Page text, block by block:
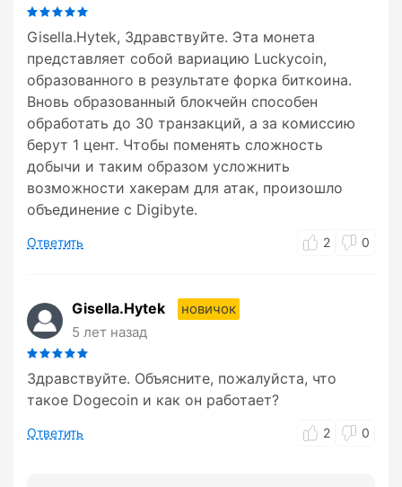
Gisella.Hytek, Здравствуйте. Эта монета
представляет собой вариацию Luckycoin,
образованного в результате форка биткоина.
Вновь образованный блокчейн способен
обработать до 30 транзакций, а за комиссию
берут 1 цент. Чтобы поменять сложность
добычи и таким образом усложнить
возможности хакерам для атак, произошло
объединение с Digibyte.
Ответить 2 0
Gisella.Hytek
новичок
5 лет назад
Здравствуйте. Объясните, пожалуйста, что
такое Dogecoin и как он работает?
Ответить 2 0